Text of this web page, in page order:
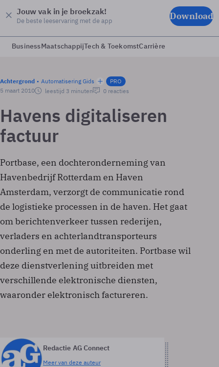
Jouw vak in je broekzak!
De beste leeservaring met de app Download
BusinessMaatschappijTech & ToekomstCarrière
Achtergrond Automatisering Gids
PRO
5 maart 2010
leestijd 3 minuten 0 reacties
Havens digitaliseren
factuur
Portbase, een dochteronderneming van
Havenbedrijf Rotterdam en Haven
Amsterdam, verzorgt de communicatie rond
de logistieke processen in de haven. Het gaat
om berichtenverkeer tussen rederijen,
verladers en achterlandtransporteurs
onderling en met de autoriteiten. Portbase wil
deze dienstverlening uitbreiden met
verschillende elektronische diensten,
waaronder elektronisch factureren.
Redactie AG Connect
Meer van deze auteur